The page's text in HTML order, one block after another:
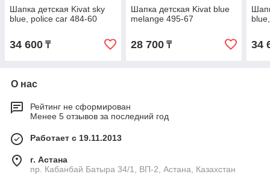
Шапка детская Kivat sky
blue, police car 484-60
34 600 ₸
Шапка детская Kivat blue
melange 495-67
28 700₸ 34
О нас
Рейтинг не сформирован
Менее 5 отзывов за последний год
Работает с 19.11.2013
г. Астана
пр. Кабанбай Батыра 34/1, ВП-2, Астана, Казахстан